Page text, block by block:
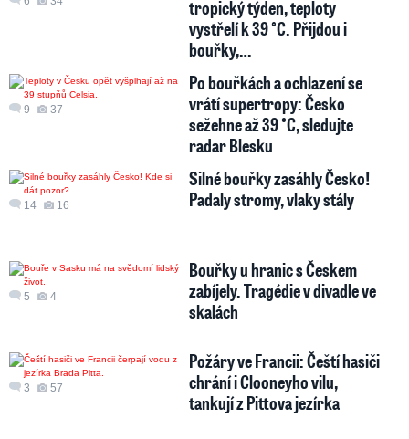
tropický týden, teploty
vystřelí k 39 °C. Přijdou i
bouřky,…
9 37
Po bouřkách a ochlazení se
vrátí supertropy: Česko
sežehne až 39 °C, sledujte
radar Blesku
14 16
Silné bouřky zasáhly Česko!
Padaly stromy, vlaky stály
5 4
Bouřky u hranic s Českem
zabíjely. Tragédie v divadle ve
skalách
3 57
Požáry ve Francii: Čeští hasiči
chrání i Clooneyho vilu,
tankují z Pittova jezírka